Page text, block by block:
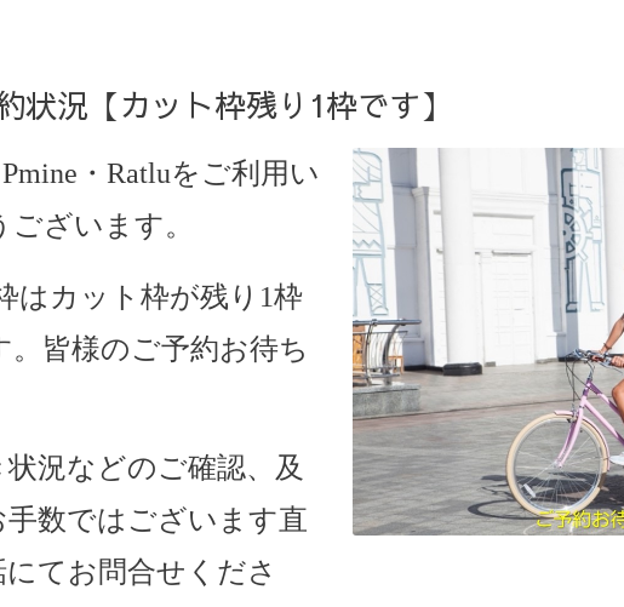
状況【カット枠残り1枠です】
・Ratluをご利用い
ざいます。
はカット枠が残り1枠
皆様のご予約お待ち
況などのご確認、及
数ではございます直
てお問合せくださ